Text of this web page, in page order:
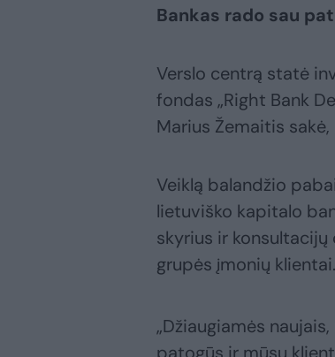
Bankas rado sau
Verslo centrą statė
fondas „Right Bank
Marius Žemaitis
Veiklą balandžio
lietuviško kapitalo
skyrius ir
grupės įmonių klientai.
„Džiaugiamės
patogūs ir mūsų